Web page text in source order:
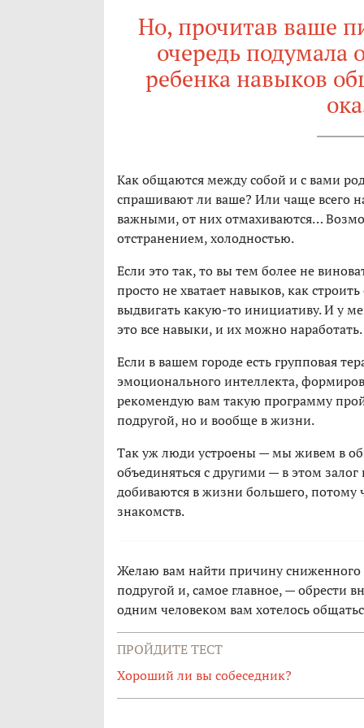
Но, прочитав ваше
очередь подумала
ребенка навыков
Как общаются между собой и с вами
спрашивают ли ваше? Или чаще всего
важными, от них отмахиваются…
отстранением, холодностью.
Если это так, то вы тем более не
просто не хватает навыков, как
выдвигать какую-то инициативу. И у
это все навыки, и их можно наработать.
Если в вашем городе есть групповая
эмоционального интеллекта,
рекомендую вам такую программу
подругой, но и вообще в жизни.
Так уж люди устроены — мы живем в
объединяться с другими — в этом
добиваются в жизни большего,
знакомств.
Желаю вам найти причину
подругой и, самое главное, — обрести
одним человеком вам хотелось
ПРОЙДИТЕ ТЕСТ
Хороший ли вы собеседник?